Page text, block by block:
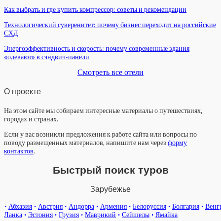
Как выбрать и где купить компрессор: советы и рекомендации
Технологический суверенитет: почему бизнес переходит на российские
СХД
Энергоэффективность и скорость: почему современные здания
«одевают» в сэндвич-панели
Смотреть все отели
О проекте
На этом сайте мы собираем интересные материалы о путешествиях,
городах и странах.
Если у вас возникли предложения к работе сайта или вопросы по
поводу размещенных материалов, напишите нам через форму
контактов.
Быстрый поиск туров
Зарубежье
• Абхазия • Австрия • Андорра • Армения • Белоруссия • Болгария •
Ланка • Эстония • Грузия • Маврикий • Сейшелы • Ямайка